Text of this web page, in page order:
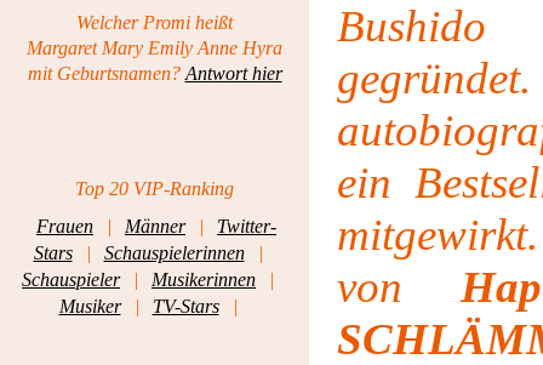
Welcher Promi heißt
Margaret Mary Emily Anne Hyra
mit Geburtsnamen? Antwort hier
Top 20 VIP-Ranking
Frauen
| Männer |
Twitter-
Stars
| Schauspielerinnen
|
Schauspieler
| Musikerinnen
|
Musiker
| TV-Stars |
ein
von